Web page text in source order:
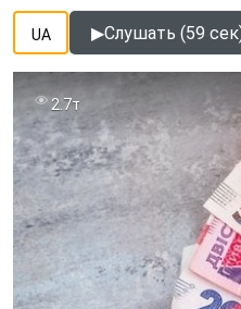
UA ▶Слушать (59
2.7т